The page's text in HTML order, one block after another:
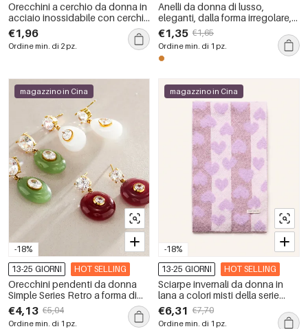
Orecchini a cerchio da donna in
acciaio inossidabile con cerchio
colorato semplice, serie
quotidiana
€1,96
Ordine min. di 2 pz.
Anelli da donna di lusso,
eleganti, dalla forma irregolare,
in acciaio inossidabile,
impermeabili, color oro, con
zirconi.
€1,35 €1,65
Ordine min. di 1 pz.
-18%
magazzino in Cina
13-25 GIORNI HOT SELLING
Orecchini pendenti da donna
Simple Series Retro a forma di
ellisse, impermeabili, in acciaio
inossidabile color oro.
€4,13 €5,04
Ordine min. di 1 pz.
-18%
magazzino in Cina
13-25 GIORNI HOT SELLING
Sciarpe invernali da donna in
lana a colori misti della serie
Romantic Sweet Heart
€6,31 €7,70
Ordine min. di 1 pz.